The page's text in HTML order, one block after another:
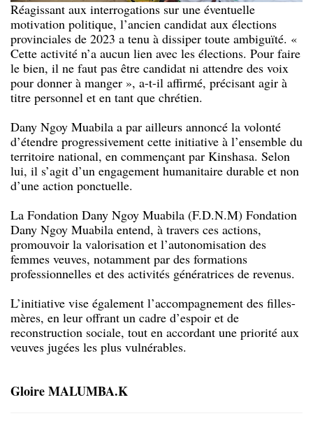
Réagissant aux interrogations sur une éventuelle
motivation politique, l’ancien candidat aux élections
provinciales de 2023 a tenu à dissiper toute ambiguïté. «
Cette activité n’a aucun lien avec les élections. Pour faire
le bien, il ne faut pas être candidat ni attendre des voix
pour donner à manger », a-t-il affirmé, précisant agir à
titre personnel et en tant que chrétien.
Dany Ngoy Muabila a par ailleurs annoncé la volonté
d’étendre progressivement cette initiative à l’ensemble du
territoire national, en commençant par Kinshasa. Selon
lui, il s’agit d’un engagement humanitaire durable et non
d’une action ponctuelle.
La Fondation Dany Ngoy Muabila (F.D.N.M) Fondation
Dany Ngoy Muabila entend, à travers ces actions,
promouvoir la valorisation et l’autonomisation des
femmes veuves, notamment par des formations
professionnelles et des activités génératrices de revenus.
L’initiative vise également l’accompagnement des filles-
mères, en leur offrant un cadre d’espoir et de
reconstruction sociale, tout en accordant une priorité aux
veuves jugées les plus vulnérables.
Gloire MALUMBA.K